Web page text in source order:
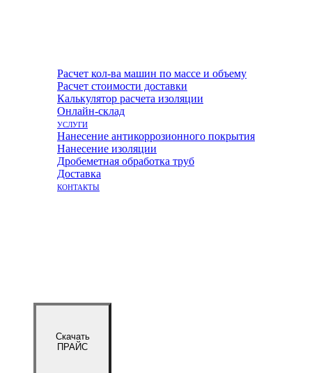
Расчет кол-ва машин по массе и объему
Расчет стоимости доставки
Калькулятор расчета изоляции
Онлайн-склад
УСЛУГИ
Нанесение антикоррозионного покрытия
Нанесение изоляции
Дробеметная обработка труб
Доставка
КОНТАКТЫ
Скачать
ПРАЙС